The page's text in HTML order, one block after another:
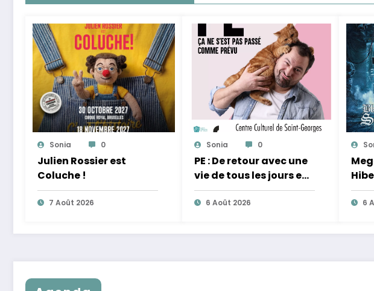
Sonia 0
Julien Rossier est
Coluche !
7 Août 2026
Sonia 0
PE : De retour avec une
vie de tous les jours en
équilibre
6 Août 2026 6